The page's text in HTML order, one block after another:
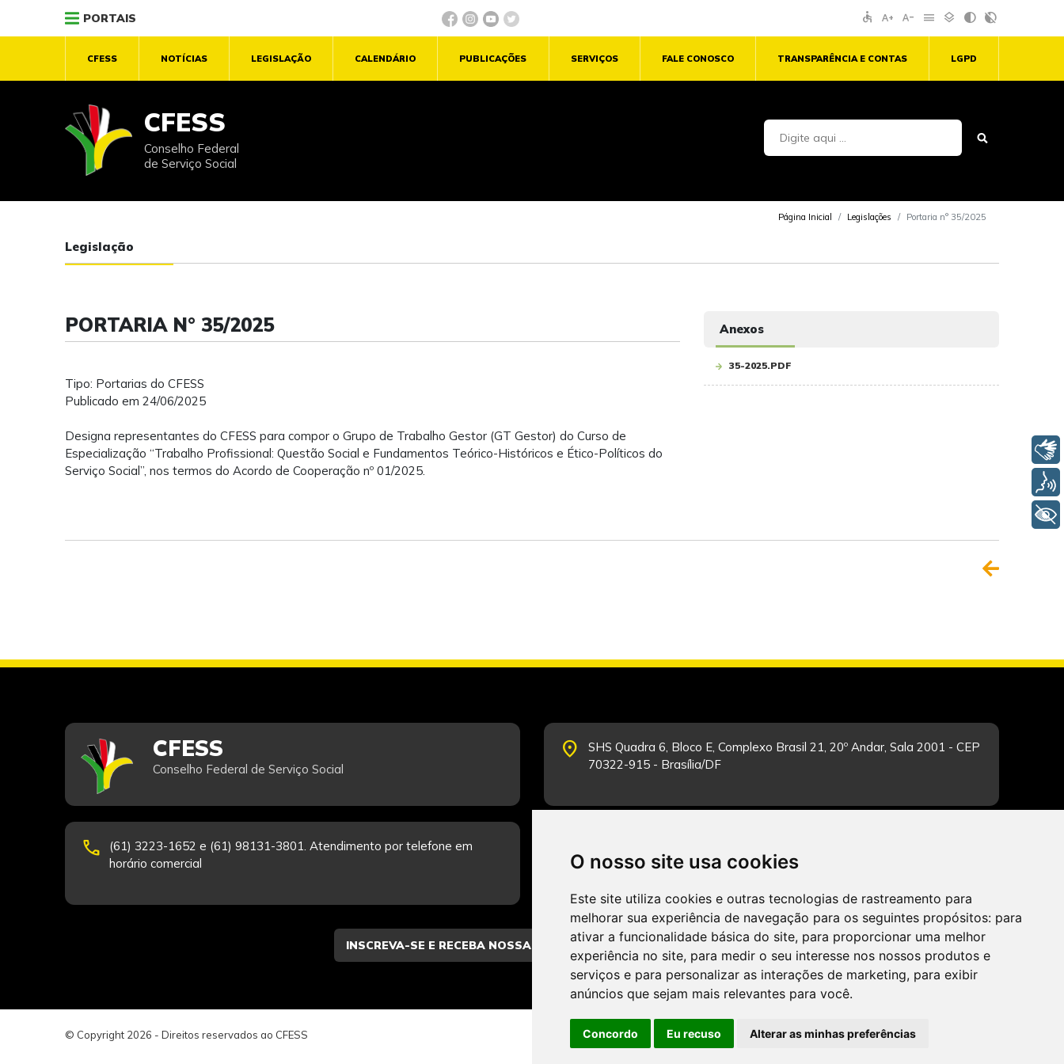
O nosso site usa cookies
Este site utiliza cookies e outras tecnologias de rastreamento para
melhorar sua experiência de navegação para os seguintes propósitos: para
ativar a funcionalidade básica do site, para proporcionar uma melhor
experiência no site, para medir o seu interesse nos nossos produtos e
serviços e para personalizar as interações de marketing, para exibir
anúncios que sejam mais relevantes para você.
Concordo Eu recuso Alterar as minhas preferências
PORTAIS accessible text_increase text_decrease menu layers contrast contrast_rtl_off
CFESS NOTÍCIAS LEGISLAÇÃO CALENDÁRIO PUBLICAÇÕES SERVIÇOS FALE CONOSCO TRANSPARÊNCIA E CONTAS LGPD
CFESS
Conselho Federal
de Serviço Social
Página Inicial Legislações Portaria n° 35/2025
Legislação
PORTARIA N° 35/2025
Tipo: Portarias do CFESS
Publicado em 24/06/2025
Designa representantes do CFESS para compor o Grupo de Trabalho Gestor (GT Gestor) do Curso de
Especialização “Trabalho Profissional: Questão Social e Fundamentos Teórico-Históricos e Ético-Políticos do
Serviço Social”, nos termos do Acordo de Cooperação nº 01/2025.
Anexos
35-2025.PDF
CFESS
Conselho Federal de Serviço Social
place
SHS Quadra 6, Bloco E, Complexo Brasil 21, 20º Andar, Sala 2001 - CEP
70322-915 - Brasília/DF
phone
(61) 3223-1652 e (61) 98131-3801. Atendimento por telefone em
horário comercial
schedule
Fale Conosco.
CADASTRAR
© Copyright 2026 - Direitos reservados ao CFESS